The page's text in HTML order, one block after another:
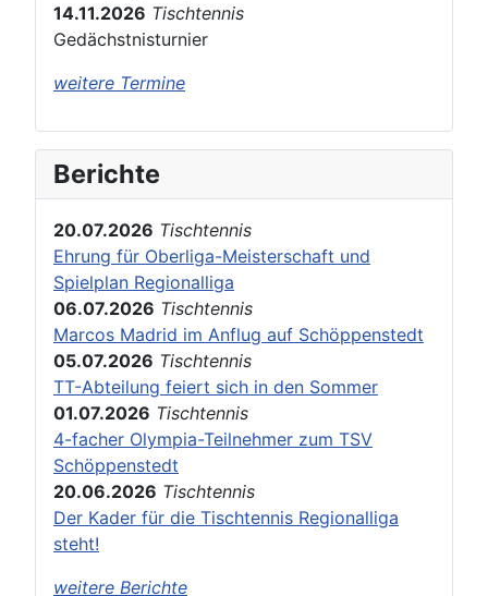
14.11.2026 Tischtennis
Gedächstnisturnier
weitere Termine
Berichte
20.07.2026 Tischtennis
Ehrung für Oberliga-Meisterschaft und
Spielplan Regionalliga
06.07.2026 Tischtennis
Marcos Madrid im Anflug auf Schöppenstedt
05.07.2026 Tischtennis
TT-Abteilung feiert sich in den Sommer
01.07.2026 Tischtennis
4-facher Olympia-Teilnehmer zum TSV
Schöppenstedt
20.06.2026 Tischtennis
Der Kader für die Tischtennis Regionalliga
steht!
weitere Berichte